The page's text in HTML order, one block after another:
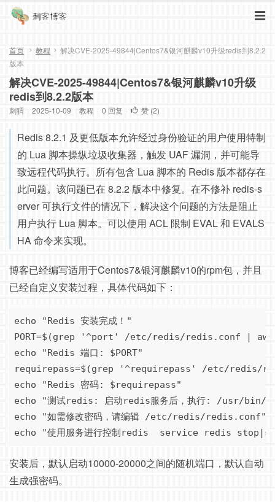
首页 教程
解决CVE-2025-49844|Centos7&银河麒麟v10升级redis到8.2.2
版本
解决CVE-2025-49844|Centos7&银河麒麟v10升级
redis到8.2.2版本
刺猬 · 2025-10-09 · 教程 · 0 回复 · 赞 (2)
Redis 8.2.1 及更低版本允许经过身份验证的用户使用特制
的 Lua 脚本操纵垃圾收集器，触发 UAF 漏洞，并可能导
致远程代码执行。所有包含 Lua 脚本的 Redis 版本都存在
此问题。该问题已在 8.2.2 版本中修复。在不修补 redis-s
erver 可执行文件的情况下，解决这个问题的方法是阻止
用户执行 Lua 脚本。可以使用 ACL 限制 EVAL 和 EVALS
HA 命令来实现。
博客已经编写适用于Centos7&银河麒麟v10的rpm包，并且
已经自定义安装过程，具体代码如下：
echo "Redis 安装完成！"
PORT=$(grep '^port' /etc/redis/redis.conf |
echo "Redis 端口: $PORT"
requirepass=$(grep '^requirepass' /etc/
echo "Redis 密码: $requirepass"
echo "测试redis: 启动redis服务后，执行: /usr/
echo "如需修改密码，请编辑 /etc/redis/redis.conf"
echo "使用服务进行控制redis  service redis
安装后，默认启动10000-20000之间的随机端口，默认自动
生成强密码。